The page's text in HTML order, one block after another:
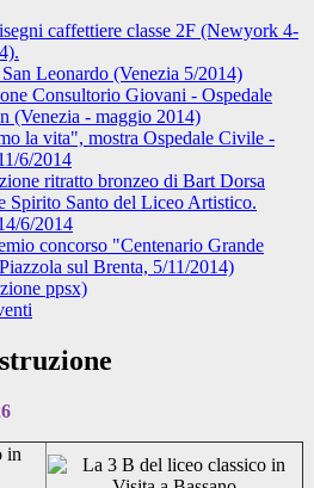
caffettiere classe 2F (Newyork 4-
Leonardo (Venezia 5/2014)
Consultorio Giovani - Ospedale
(Venezia - maggio 2014)
la vita", mostra Ospedale Civile -
6/2014
ritratto bronzeo di Bart Dorsa
Spirito Santo del Liceo Artistico.
6/2014
concorso "Centenario Grande
sul Brenta, 5/11/2014)
ppsx)
in